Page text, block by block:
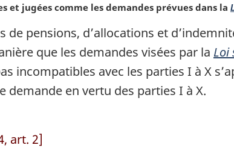
et jugées comme les demandes prévues dans la
de pensions, d’allocations et
que les demandes visées par la Loi
incompatibles avec les parties I à X
demande en vertu des parties I à X.
art. 2]